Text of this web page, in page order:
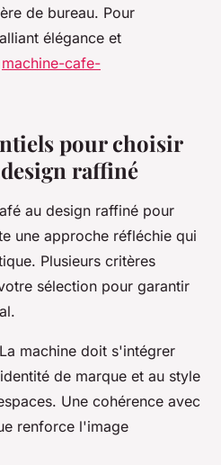
de bureau. Pour
élégance et
machine-cafe-
pour choisir
raffiné
au design raffiné pour
une approche réfléchie qui
Plusieurs critères
sélection pour garantir
machine doit s'intégrer
de marque et au style
Une cohérence avec
renforce l'image